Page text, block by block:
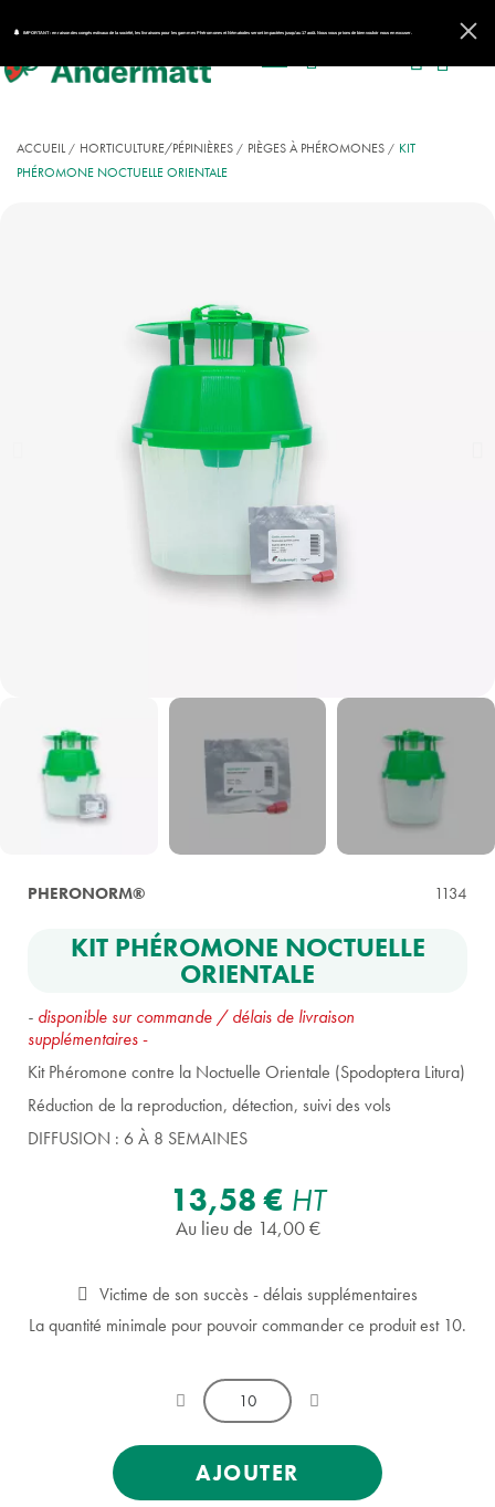
ACCUEIL HORTICULTURE/PÉPINIÈRES PIÈGES À PHÉROMONES
KIT
PHÉROMONE NOCTUELLE ORIENTALE
PHERONORM® 1134
KIT PHÉROMONE NOCTUELLE
ORIENTALE
- disponible sur commande / délais de livraison
supplémentaires-
Kit Phéromone contre la Noctuelle Orientale (Spodoptera Litura)
Réduction de la reproduction, détection, suivi des vols
DIFFUSION : 6 À 8 SEMAINES
13,58 € HT
Au lieu de 14,00 €
Victime de son succès - délais supplémentaires
La quantité minimale pour pouvoir commander ce produit est 10.
AJOUTER
IMPORTANT : en raison des congés estivaux de la société, les livraisons pour les gammes Phéromones et Nématodes seront impactées jusqu'au 17 août. Nous vous prions de bien vouloir nous en excuser.